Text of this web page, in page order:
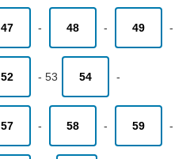
47 - 48 - 49 -
52 - 53 54 -
57 - 58 - 59 -